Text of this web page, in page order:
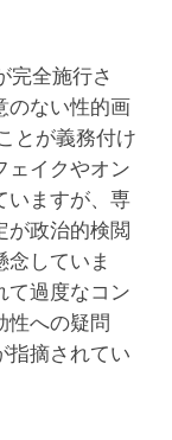
完全施行さ
のない性的画
とが義務付け
ェイクやオン
いますが、専
が政治的検閲
していま
て過度なコン
性への疑問
指摘されてい